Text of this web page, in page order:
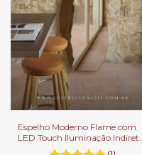
Espelho Moderno Flame com
LED Touch Iluminação Indireta
da Linha sem Moldura Para